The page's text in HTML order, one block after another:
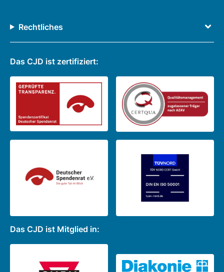
Rechtliches
Das CJD ist zertifiziert:
Das CJD ist Mitglied in: